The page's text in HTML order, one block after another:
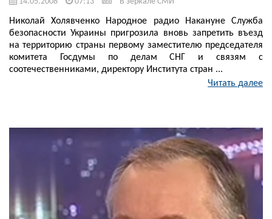
Николай Холявченко Народное радио Накануне Служба
безопасности Украины пригрозила вновь запретить въезд
на территорию страны первому заместителю председателя
комитета Госдумы по делам СНГ и связям с
соотечественниками, директору Института стран ...
Читать далее